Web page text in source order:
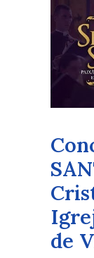
QUEM
ARAUTOS
CURSOS ON-
de